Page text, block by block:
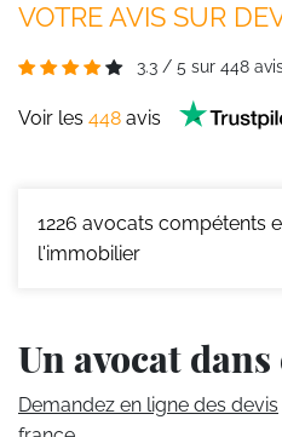
VOTRE AVIS SUR
3.3 / 5 sur 448
Voir les 448 avis
1226 avocats compétents
l'immobilier
Un avocat
Demandez en ligne des devis